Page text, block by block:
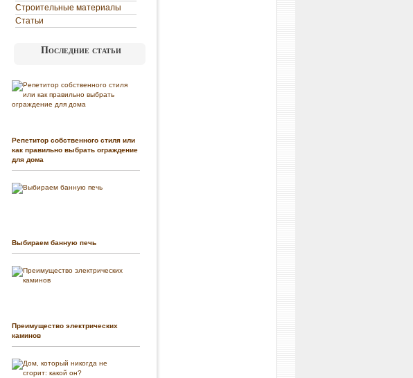
Строительные материалы
Статьи
Последние статьи
Репетитор собственного стиля или
как правильно выбрать ограждение
для дома
Выбираем банную печь
Преимущество электрических
каминов